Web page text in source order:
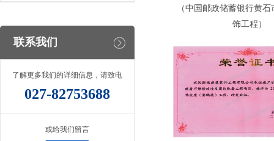
联系我们
了解更多我们的详细信息，请致电
027-82753688
或给我们留言
（中国邮政储蓄银行黄
饰工程）